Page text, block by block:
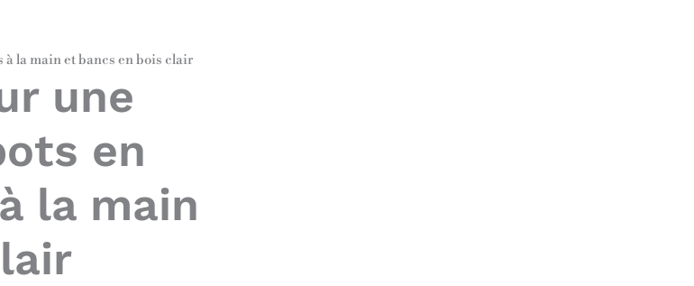
la main et bancs en bois clair
une
en
la main